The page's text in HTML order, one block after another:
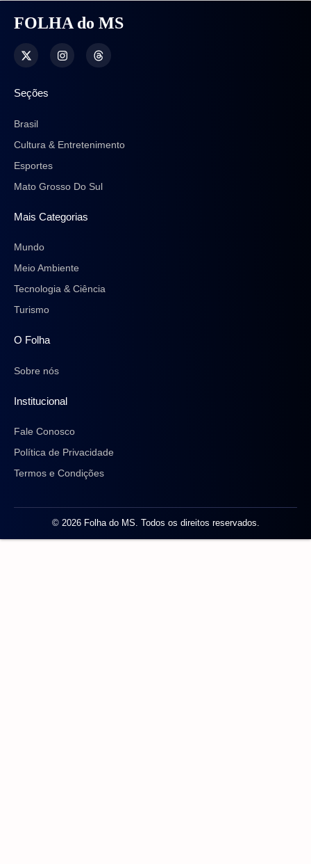
FOLHA do MS
Seções
Brasil
Cultura & Entretenimento
Esportes
Mato Grosso Do Sul
Mais Categorias
Mundo
Meio Ambiente
Tecnologia & Ciência
Turismo
O Folha
Sobre nós
Institucional
Fale Conosco
Política de Privacidade
Termos e Condições
© 2026 Folha do MS. Todos os direitos reservados.